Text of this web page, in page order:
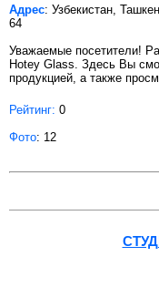
Адрес: Узбекистан,
64
Уважаемые посетители!
Hotey Glass. Здесь Вы
продукцией, а также
Рейтинг: 0
Фото: 12